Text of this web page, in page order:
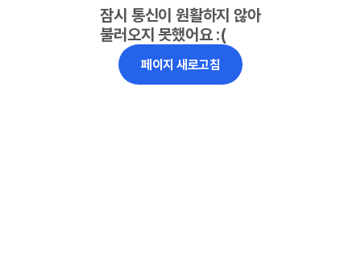
잠시 통신이 원활하지 않아
불러오지 못했어요 :(
페이지 새로고침